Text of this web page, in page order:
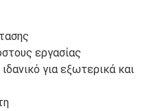
εργασίας
για εξωτερικά και